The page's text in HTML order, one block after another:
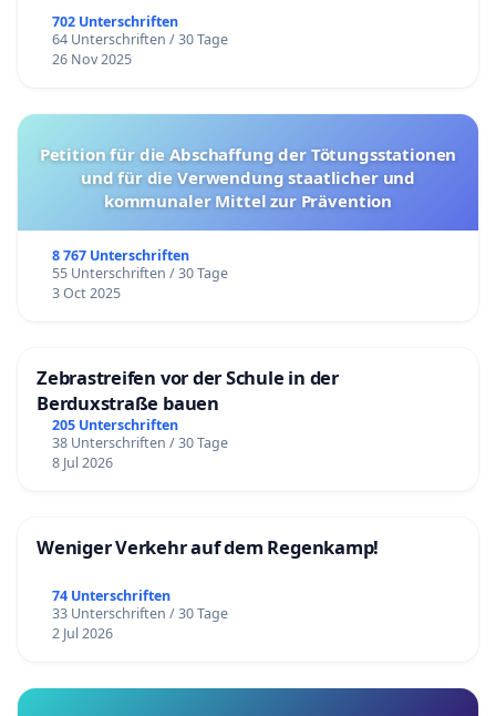
702 Unterschriften
64 Unterschriften / 30 Tage
26 Nov 2025
Petition für die Abschaffung der Tötungsstationen
und für die Verwendung staatlicher und
kommunaler Mittel zur Prävention
8 767 Unterschriften
55 Unterschriften / 30 Tage
3 Oct 2025
Zebrastreifen vor der Schule in der
Berduxstraße bauen
205 Unterschriften
38 Unterschriften / 30 Tage
8 Jul 2026
Weniger Verkehr auf dem Regenkamp!
74 Unterschriften
33 Unterschriften / 30 Tage
2 Jul 2026